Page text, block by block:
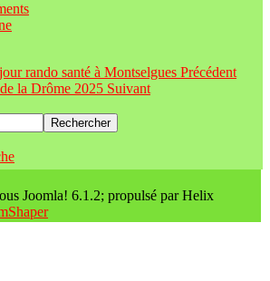
rando santé à Montselgues Précédent
la Drôme 2025 Suivant
Rechercher
Joomla! 6.1.2; propulsé par Helix